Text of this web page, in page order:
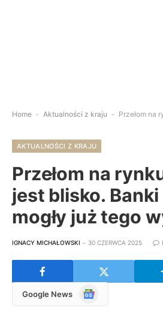
Home - Aktualności z kraju - Przełom na rynku
AKTUALNOŚCI Z KRAJU
Przełom na
jest blisko. Banki
mogły już tego
IGNACY MICHAŁOWSKI 30 CZERWCA 2025
Google News
Google